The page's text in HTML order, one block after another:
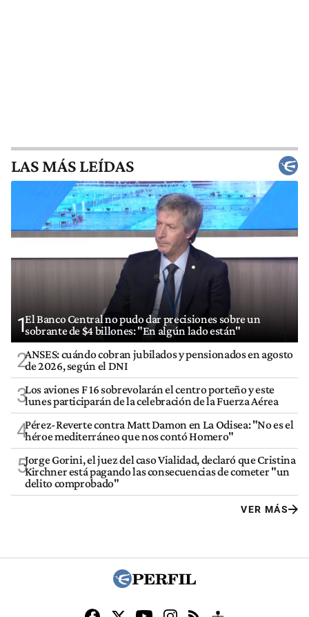
LAS MÁS LEÍDAS
1El Banco Central no pudo dar precisiones sobre un
sobrante de $4 billones: "En algún lado están"
2ANSES: cuándo cobran jubilados y pensionados en agosto
de 2026, según el DNI
3Los aviones F 16 sobrevolarán el centro porteño y este
lunes participarán de la celebración de la Fuerza Aérea
4Pérez-Reverte contra Matt Damon en La Odisea: "No es el
héroe mediterráneo que nos contó Homero"
5Jorge Gorini, el juez del caso Vialidad, declaró que Cristina
Kirchner está pagando las consecuencias de cometer "un
delito comprobado"
VER MÁS